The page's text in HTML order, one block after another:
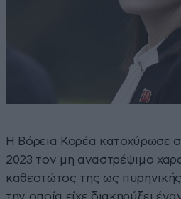
Η Βόρεια Κορέα κατοχύρωσε
2023 τον μη αναστρέψιμο
καθεστώτος της ως
την οποία είχε διακηρύξει